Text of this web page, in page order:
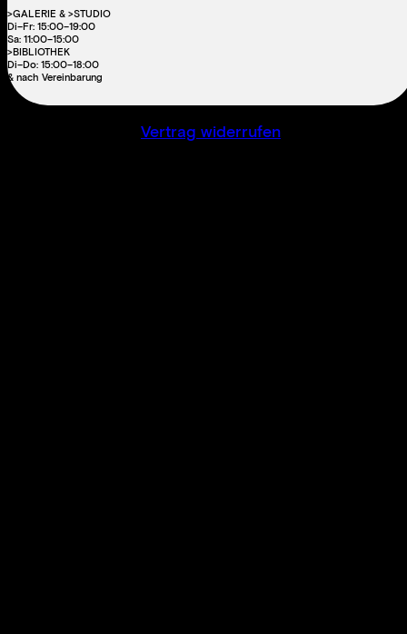
>GALERIE & >STUDIO
Di–Fr: 15:00–19:00
Sa: 11:00–15:00
>BIBLIOTHEK
Di–Do: 15:00–18:00
& nach Vereinbarung
Vertrag widerrufen